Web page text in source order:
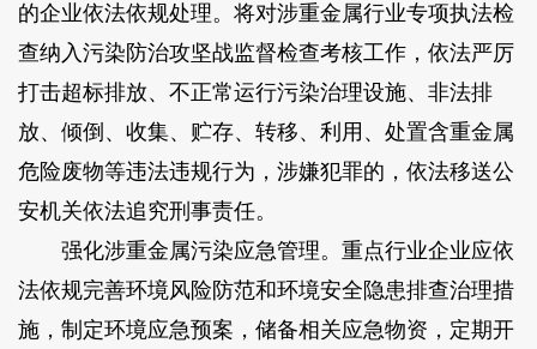
的企业依法依规处理。将对涉重金属行业专项执法检
查纳入污染防治攻坚战监督检查考核工作，依法严厉
打击超标排放、不正常运行污染治理设施、非法排
放、倾倒、收集、贮存、转移、利用、处置含重金属
危险废物等违法违规行为，涉嫌犯罪的，依法移送公
安机关依法追究刑事责任。
强化涉重金属污染应急管理。重点行业企业应依
法依规完善环境风险防范和环境安全隐患排查治理措
施，制定环境应急预案，储备相关应急物资，定期开